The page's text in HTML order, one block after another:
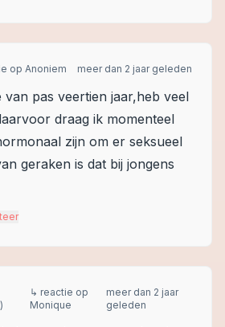
op Anoniem meer dan 2 jaar geleden
van pas veertien jaar,heb veel
draag ik momenteel
zijn om er seksueel
geraken is dat bij jongens
↳ reactie op
Monique
meer dan 2 jaar
geleden